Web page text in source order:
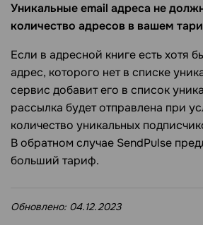
Уникальные email адреса не
количество адресов в вашем
Если в адресной книге есть хотя
адрес, которого нет в списке
сервис добавит его в список
рассылка будет отправлена при
количество уникальных
В обратном случае SendPulse
больший тариф.
Обновлено: 04.12.2023